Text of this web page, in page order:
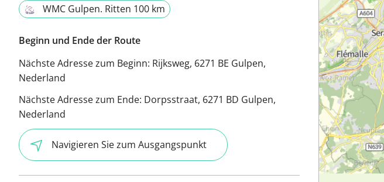
WMC Gulpen. Ritten 100 km
Beginn und Ende der Route
Nächste Adresse zum Beginn: Rijksweg, 6271 BE Gulpen,
Nederland
Nächste Adresse zum Ende: Dorpsstraat, 6271 BD Gulpen,
Nederland
Navigieren Sie zum Ausgangspunkt